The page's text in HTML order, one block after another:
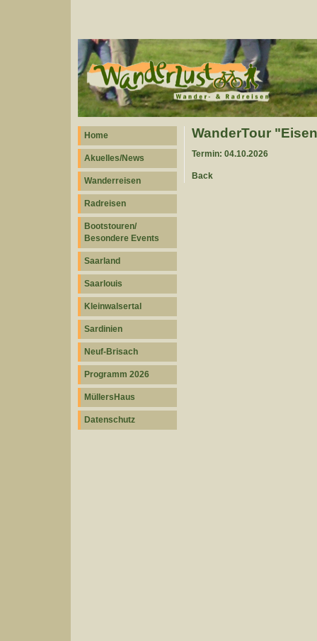
Home
Akuelles/News
Wanderreisen
Radreisen
Bootstouren/
Besondere Events
Saarland
Saarlouis
Kleinwalsertal
Sardinien
Neuf-Brisach
Programm 2026
MüllersHaus
Datenschutz
WanderTour
Termin: 04.10.2026
Back